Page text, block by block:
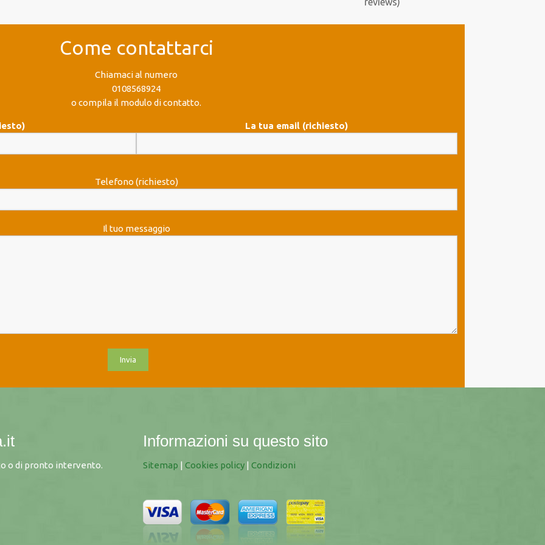
Come contattarci
Chiamaci al numero
0108568924
o compila il modulo di contatto.
La tua email (richiesto)
Telefono (richiesto)
Il tuo messaggio
o di pronto intervento.
Informazioni su questo sito
Sitemap | Cookies policy | Condizioni